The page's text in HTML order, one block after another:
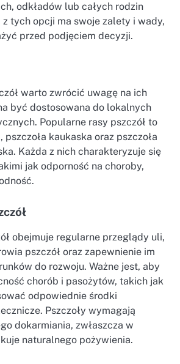
odkładów lub całych rodzin
z tych opcji ma swoje zalety i wady,
przed podjęciem decyzji.
warto zwrócić uwagę na ich
być dostosowana do lokalnych
Popularne rasy pszczół to
pszczoła kaukaska oraz pszczoła
Każda z nich charakteryzuje się
jak odporność na choroby,
obejmuje regularne przeglądy uli,
pszczół oraz zapewnienie im
do rozwoju. Ważne jest, aby
chorób i pasożytów, takich jak
odpowiednie środki
Pszczoły wymagają
dokarmiania, zwłaszcza w
naturalnego pożywienia.